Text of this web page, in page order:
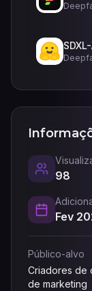
98
Fev
Público-alvo
Criadores de
de marketing